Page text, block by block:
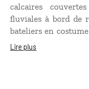
calcaires
fluviales à bord de
bateliers en
les gorges entre
Lire plus